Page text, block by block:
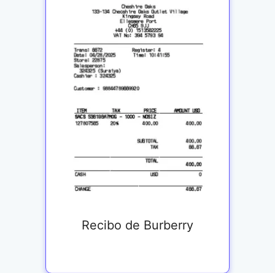
Recibo de Burberry